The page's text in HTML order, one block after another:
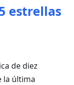
estrellas
de diez
la última